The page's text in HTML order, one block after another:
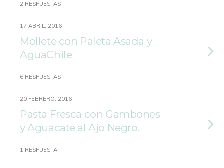
2 RESPUESTAS
17 ABRIL, 2016
Mollete con Paleta Asada y
AguaChile
6 RESPUESTAS
20 FEBRERO, 2016
Pasta Fresca con Gambones
y Aguacate al Ajo Negro.
1 RESPUESTA